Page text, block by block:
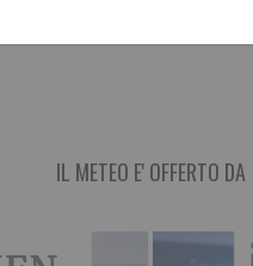
IL METEO E' OFFERTO DA